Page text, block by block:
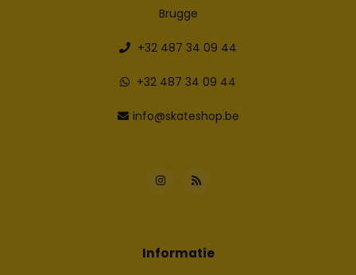
Brugge
+32 487 34 09 44
+32 487 34 09 44
info@skateshop.be
Informatie